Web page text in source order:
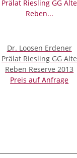
Dr. Loosen Erdener
Prälat Riesling GG Alte
Reben Reserve 2013
Preis auf Anfrage